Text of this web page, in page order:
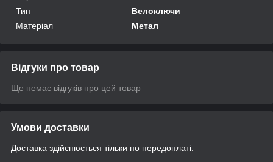
Тип
Велоключи
Матеріал
Метал
Відгуки про товар
Ще немає відгуків про цей товар
Умови доставки
Доставка здійснюється тільки по передоплаті.